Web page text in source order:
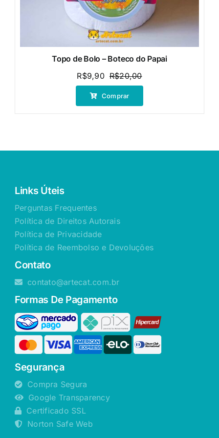
Topo de Bolo – Boteco do Papai
R$20,00O
preço
era:
R$9,90
O
preço
é:
Comprar
Links Úteis
Perguntas Frequentes
Política de Direitos Autorais
Política de Privacidade
Política de Reembolso e Devoluções
Contato
contato@artecat.com.br
Formas De Pagamento
Segurança
Compra Segura
Google Transparency
Certificado SSL
Norton Safe Web